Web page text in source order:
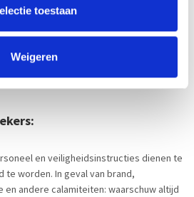
toestaan
Weigerenen/of gebruik te maken van de
en veiligheidsinstructies dienen te
te worden. In geval van brand,
en andere calamiteiten: waarschuw altijd